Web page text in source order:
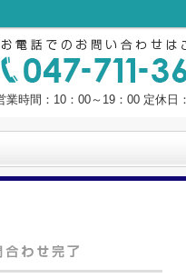
業時間：10：00～19：00 定休日